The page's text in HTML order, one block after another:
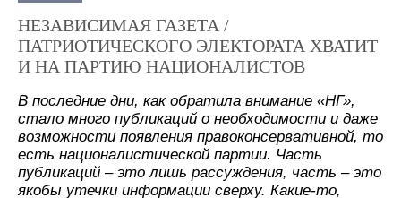
НЕЗАВИСИМАЯ ГАЗЕТА /
ПАТРИОТИЧЕСКОГО ЭЛЕКТОРАТА ХВАТИТ
И НА ПАРТИЮ НАЦИОНАЛИСТОВ
В последние дни, как обратила внимание «НГ»,
стало много публикаций о необходимости и даже
возможности появления правоконсервативной, то
есть националистической партии. Часть
публикаций – это лишь рассуждения, часть – это
якобы утечки информации сверху. Какие-то,